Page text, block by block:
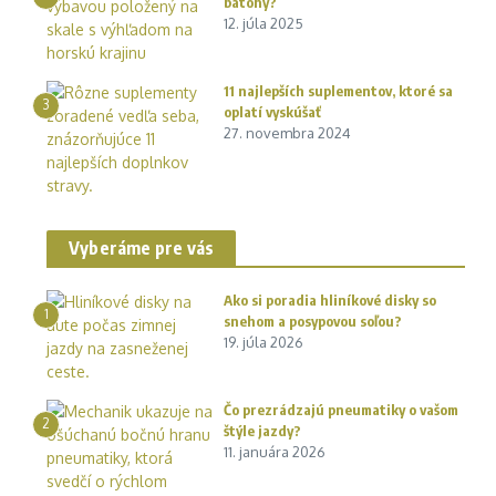
12. júla 2025
3
11 najlepších suplementov, ktoré sa
oplatí vyskúšať
27. novembra 2024
Vyberáme pre vás
1
Ako si poradia hliníkové disky so
snehom a posypovou soľou?
19. júla 2026
2
Čo prezrádzajú pneumatiky o vašom
štýle jazdy?
11. januára 2026